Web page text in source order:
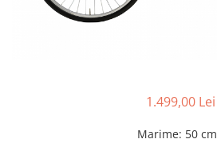
Chei si scule bicicleta
Produse intretinere bicicleta
1.499,00 Lei
Marime: 50 cm